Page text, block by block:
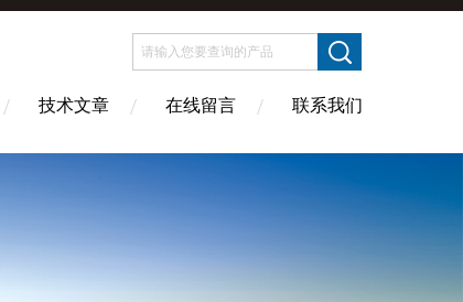
技术文章 在线留言 联系我们